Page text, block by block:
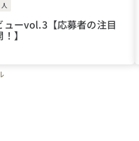
ューvol.3【応募者の注目
】